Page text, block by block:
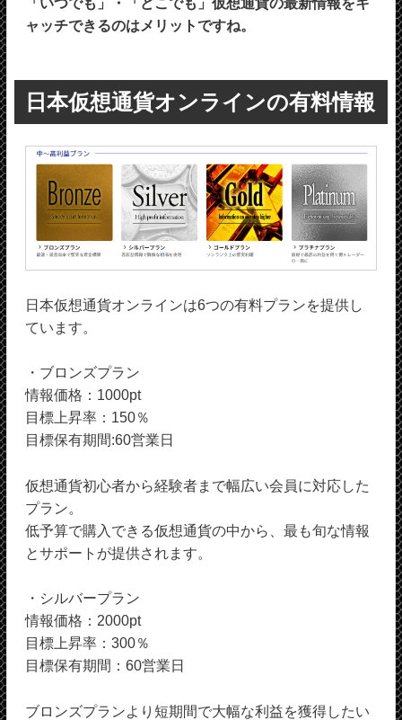
「いつでも」・「どこでも」仮想通貨の最新情報をキ
ャッチできるのはメリットですね。
日本仮想通貨オンラインの有料情報
日本仮想通貨オンラインは6つの有料プランを提供し
ています。
・ブロンズプラン
情報価格：1000pt
目標上昇率：150％
目標保有期間:60営業日
仮想通貨初心者から経験者まで幅広い会員に対応した
プラン。
低予算で購入できる仮想通貨の中から、最も旬な情報
とサポートが提供されます。
・シルバープラン
情報価格：2000pt
目標上昇率：300％
目標保有期間：60営業日
ブロンズプランより短期間で大幅な利益を獲得したい